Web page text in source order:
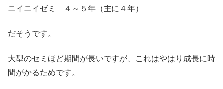
ニイニイゼミ ４～５年（主に４年）
だそうです。
大型のセミほど期間が長いですが、これはやはり成長に時
間がかるためです。